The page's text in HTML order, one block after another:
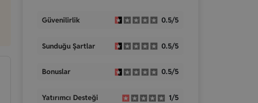
Güvenilirlik 0.5/5
Sunduğu Şartlar 0.5/5
Bonuslar 0.5/5
Yatırımcı Desteği 1/5